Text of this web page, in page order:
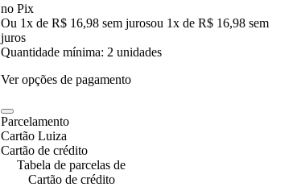
no Pix
Ou 1x de R$ 16,98 sem jurosou 1x de R$ 16,98 sem
juros
Quantidade mínima: 2 unidades
Ver opções de pagamento
Parcelamento
Cartão Luiza
Cartão de crédito
Tabela de parcelas de
Cartão de crédito